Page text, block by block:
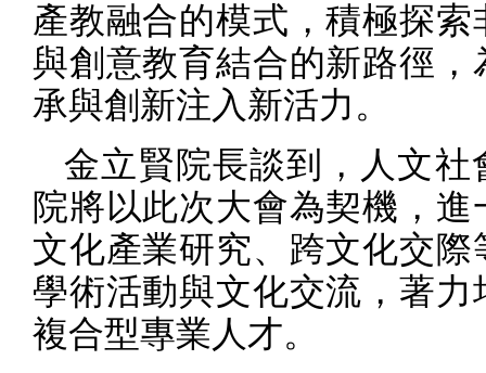
產教融合的模式，積極探索
與創意教育結合的新路徑，
承與創新注入新活力。
金立賢院長談到，人文社
院將以此次大會為契機，進
文化產業研究、跨文化交際
學術活動與文化交流，著力
複合型專業人才。